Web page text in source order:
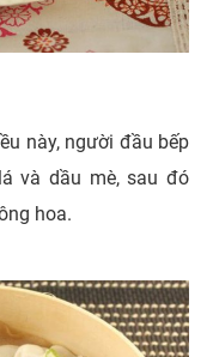
này, người đầu bếp
và dầu mè, sau đó
hoa.